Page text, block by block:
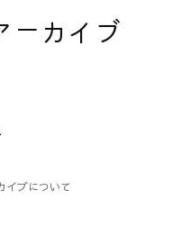
ーカイブ
イブについて